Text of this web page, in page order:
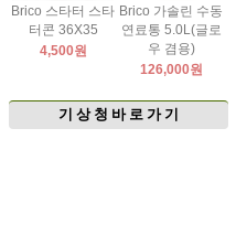
Brico 스타터 스타
터콘 36X35
4,500원
Brico 가솔린 수동
연료통 5.0L(글로
우 겸용)
126,000원
기 상 청 바 로 가 기